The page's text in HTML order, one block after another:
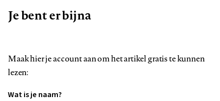
Kruimelpad
Je bent er bijna
Maak hier je account aan om het artikel gratis te kunnen
lezen:
Wat is je naam?